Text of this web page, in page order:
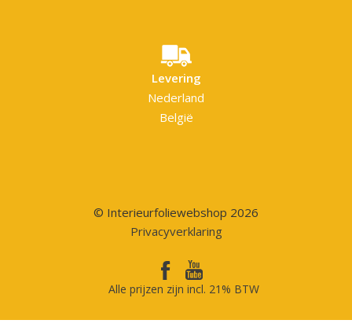
Levering
Nederland
België
© Interieurfoliewebshop 2026
Privacyverklaring
Alle prijzen zijn incl. 21% BTW